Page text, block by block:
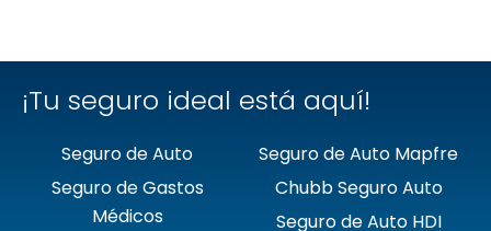
¡Tu seguro ideal está aquí!
Seguro de Auto
Seguro de Gastos
Médicos
Seguro de Auto Mapfre
Chubb Seguro Auto
Seguro de Auto HDI